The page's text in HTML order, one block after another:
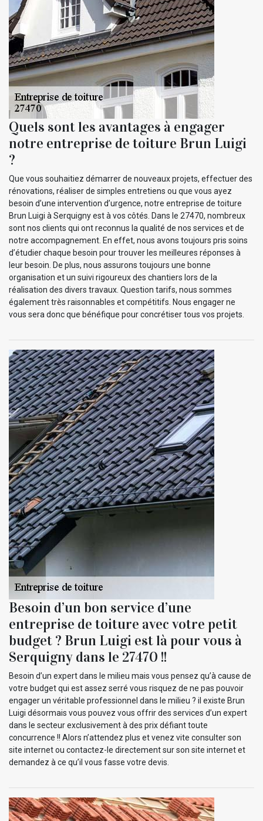
Quels sont les avantages à engager
notre entreprise de toiture Brun Luigi
?
Que vous souhaitiez démarrer de nouveaux projets, effectuer des
rénovations, réaliser de simples entretiens ou que vous ayez
besoin d’une intervention d’urgence, notre entreprise de toiture
Brun Luigi à Serquigny est à vos côtés. Dans le 27470, nombreux
sont nos clients qui ont reconnus la qualité de nos services et de
notre accompagnement. En effet, nous avons toujours pris soins
d’étudier chaque besoin pour trouver les meilleures réponses à
leur besoin. De plus, nous assurons toujours une bonne
organisation et un suivi rigoureux des chantiers lors de la
réalisation des divers travaux. Question tarifs, nous sommes
également très raisonnables et compétitifs. Nous engager ne
vous sera donc que bénéfique pour concrétiser tous vos projets.
Besoin d’un bon service d’une
entreprise de toiture avec votre petit
budget ? Brun Luigi est là pour vous à
Serquigny dans le 27470 !!
Besoin d’un expert dans le milieu mais vous pensez qu’à cause de
votre budget qui est assez serré vous risquez de ne pas pouvoir
engager un véritable professionnel dans le milieu ? il existe Brun
Luigi désormais vous pouvez vous offrir des services d’un expert
dans le secteur exclusivement à des prix défiant toute
concurrence !! Alors n’attendez plus et venez vite consulter son
site internet ou contactez-le directement sur son site internet et
demandez à ce qu’il vous fasse votre devis.